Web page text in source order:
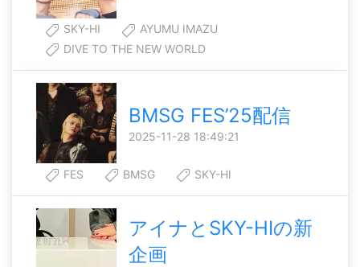
SKY-HI
AYUMU IMAZU
DIVE TO THE NEW WORLD
BMSG FES’25配信
2025-11-28 18:49:21
FES BMSG SKY-HI
アイナとSKY-HIの新
企画